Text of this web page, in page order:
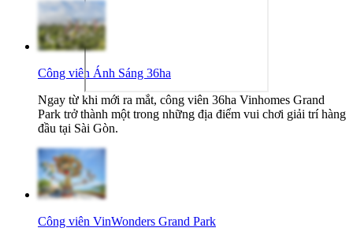
Công viên Ánh Sáng 36ha
Ngay từ khi mới ra mắt, công viên 36ha Vinhomes Grand
Park trở thành một trong những địa điểm vui chơi giải trí hàng
đầu tại Sài Gòn.
Công viên VinWonders Grand Park